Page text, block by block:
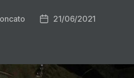
Data21/06/2021